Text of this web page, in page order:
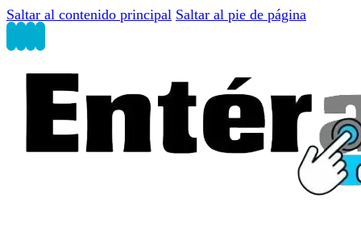
Saltar al contenido principal Saltar al pie de página